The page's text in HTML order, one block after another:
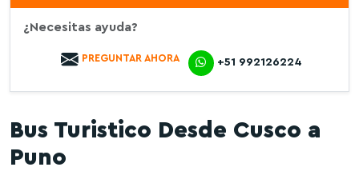
¿Necesitas ayuda?
PREGUNTAR AHORA +51 992126224
Bus Turistico Desde Cusco a
Puno